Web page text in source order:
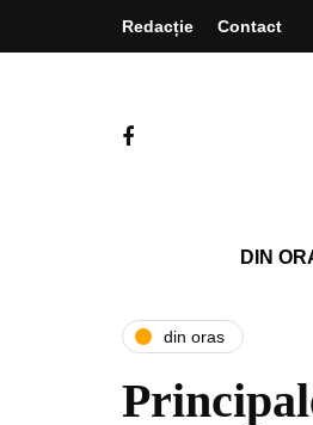
Redacție Contact
DIN
din oras